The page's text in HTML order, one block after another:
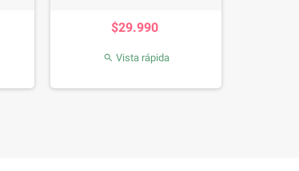
$29.990
 Vista rápida